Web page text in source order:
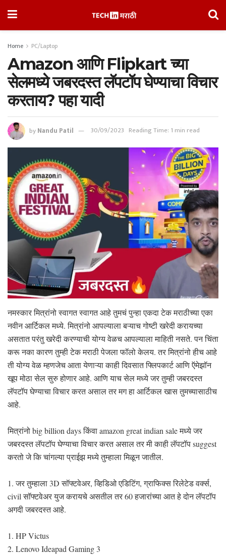
Home PC/Laptop
Amazon आणि Flipkart च्या
सेलमध्ये जबरदस्त लॅपटॉप घेण्याचा विचार
करताय? पहा यादी
byNandu Patil 30/09/2023 Reading Time: 1 min read
नमस्कार मित्रांनो स्वागत स्वागत आहे तुमचं पुन्हा एकदा टेक मराठीच्या एका
नवीन आर्टिकल मध्ये. मित्रांनो आपल्याला बऱ्याच गोष्टी खरेदी करायच्या
असतात परंतु खरेदी करण्याची योग्य वेळच आपल्याला माहिती नसते. पन चिंता
करू नका कारण तुम्ही टेक मराठी पेजला फॉलो केलय. तर मित्रांनो हीच आहे
ती योग्य वेळ म्हणजेच आता येणाऱ्या काही दिवसात फ्लिपकार्ट आणि ऍमेझॉन
खूप मोठा सेल सुरु होणार आहे. आणि याच सेल मध्ये जर तुम्ही जबरदस्त
लॅपटॉप घेण्याचा विचार करत असाल तर मग हा आर्टिकल खास तुमच्यासाठीच
आहे.
मित्रांनो big billion days किंवा amazon great indian sale मध्ये जर
जबरदस्त लॅपटॉप घेण्याचा विचार करत असाल तर मी काही लॅपटॉप suggest
करतो जे कि चांगल्या प्राईझ मध्ये तुम्हाला मिळून जातील.
1. जर तुम्हाला 3D सॉफ्टवेअर, व्हिडिओ एडिटिंग, ग्राफिक्स रिलेटेड वर्क्स,
civil सॉफ्टवेअर युज करायचे असतील तर 60 हजारांच्या आत हे दोन लॅपटॉप
अगदी जबरदस्त आहे.
1. HP Victus
2. Lenovo Ideapad Gaming 3